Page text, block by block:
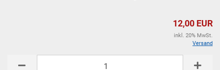
12,00 EUR
inkl. 20% MwSt.
Versand